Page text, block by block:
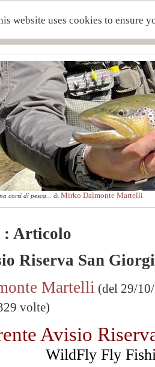
website uses cookies to ensure
corsi di pesca... di Mirko Dalmonte Martelli
: Articolo
Riserva San
Martelli (del 29/
volte)
Avisio
WildFly Fly